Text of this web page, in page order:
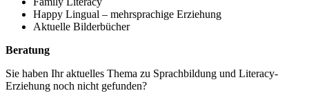
Happy Lingual – mehrsprachige Erziehung
Aktuelle Bilderbücher
Beratung
Sie haben Ihr aktuelles Thema zu Sprachbildung und Literacy-
Erziehung noch nicht gefunden?